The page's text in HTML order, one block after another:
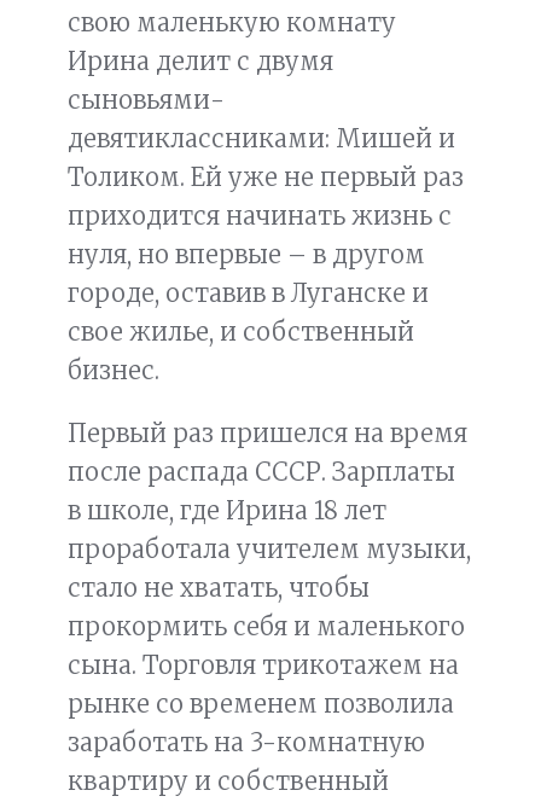
свою маленькую комнату
Ирина делит с двумя
сыновьями-
девятиклассниками: Мишей и
Толиком. Ей уже не первый раз
приходится начинать жизнь с
нуля, но впервые – в другом
городе, оставив в Луганске и
свое жилье, и собственный
бизнес.
Первый раз пришелся на время
после распада СССР. Зарплаты
в школе, где Ирина 18 лет
проработала учителем музыки,
стало не хватать, чтобы
прокормить себя и маленького
сына. Торговля трикотажем на
рынке со временем позволила
заработать на 3-комнатную
квартиру и собственный